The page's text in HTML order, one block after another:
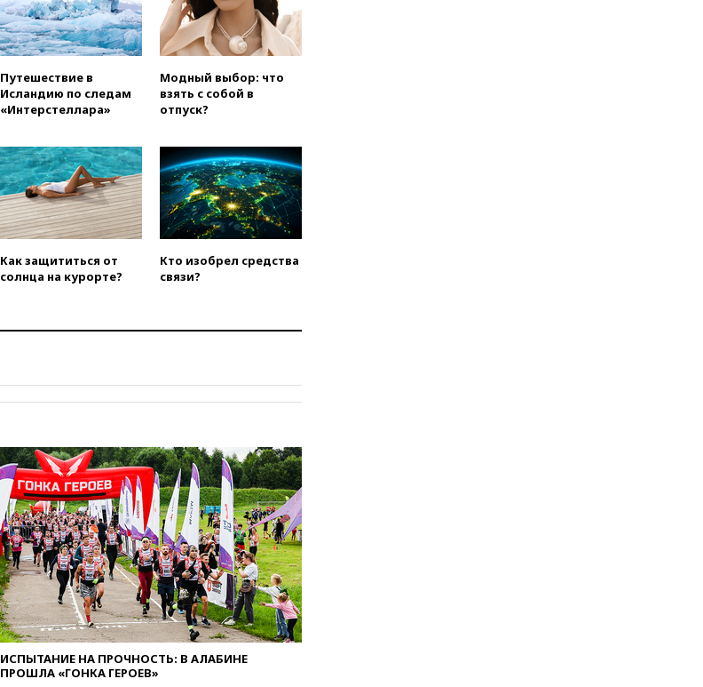
вчера, 18:54ТАСС: Украина
лишится половины аграрного
экспорта из-за простоя в
вчера, 18:18БПЛА повторно
атаковали Белгород
план Совета мира о выводе
войск из сектора Газа
вчера, 17:13ТАСС: видео с
Моджтабой Хаменеи,
опубликованное сегодня,
вчера, 16:47 Сирия и Россия
вчера, 15:48Reuters:
году
вчера, 15:46«Росатом»
возвращает специалистов в
Иран на АЭС «Бушер»
вчера, 15:15В Москве
арестованы два руководителя
производителя БПЛА
вчера, 14:50Лионель Месси
прибыл в Росарио на
похороны своего отца
вчера, 14:14Китай объявил
высший уровень опасности из-
Путешествие в
Исландию по следам
«Интерстеллара»
Модный выбор: что
взять с собой в
отпуск?
Как защититься от
солнца на курорте?
Кто изобрел средства
связи?
ИСПЫТАНИЕ НА ПРОЧНОСТЬ: В АЛАБИНЕ
ПРОШЛА «ГОНКА ГЕРОЕВ»